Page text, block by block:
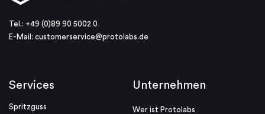
Tel.: +49 (0)89 90 5002 0
E-Mail: customerservice@protolabs.de
Services
Spritzguss
Unternehmen
Wer ist Protolabs